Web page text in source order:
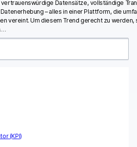
Datensätze, vollständige
– alles in einer Plattform, die
vereint. Um diesem Trend gerecht zu
(KPI)